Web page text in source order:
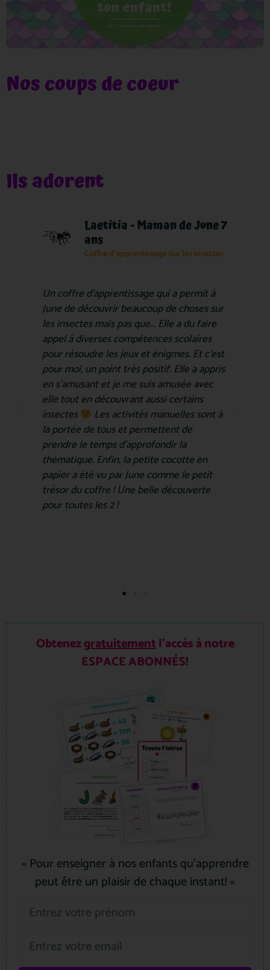
Nos coups de coeur
Ils adorent
Un coffre d'apprentissage qui a permit à
June de découvrir beaucoup de choses sur
les insectes mais pas que... Elle a du faire
appel à diverses compétences scolaires
pour résoudre les jeux et énigmes. Et c'est
pour moi, un point très positif. Elle a appris
en s'amusant et je me suis amusée avec
elle tout en découvrant aussi certains
insectes
Les activités manuelles sont à
la portée de tous et permettent de
prendre le temps d'approfondir la
thématique. Enfin, la petite cocotte en
papier a été vu par June comme le petit
trésor du coffre ! Une belle découverte
pour toutes les 2 !
Laetitia - Maman de June 7
ans
Coffre d'apprentissage sur les insectes
Obtenezgratuitementl’accès à notre
ESPACE ABONNÉS!
« Pour enseigner à nos enfants qu’apprendre
peut être un plaisir de chaque instant! »